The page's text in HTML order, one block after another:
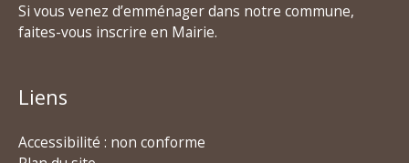
Si vous venez d’emménager dans notre commune,
faites-vous inscrire en Mairie.
Liens
Accessibilité : non conforme